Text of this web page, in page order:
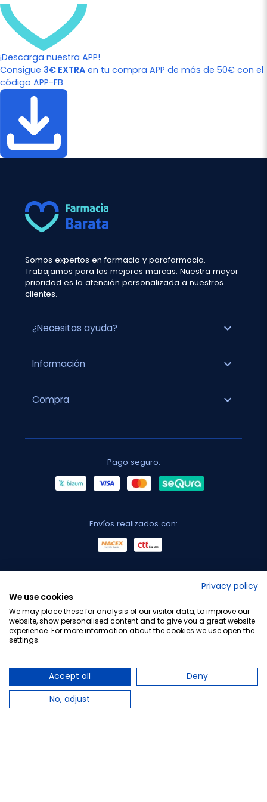
¡Descarga nuestra APP!
Consigue 3€ EXTRA en tu compra APP de más de 50€ con el
código APP-FB
Somos expertos en farmacia y parafarmacia.
Trabajamos para las mejores marcas. Nuestra mayor
prioridad es la atención personalizada a nuestros
clientes.
¿Necesitas ayuda? expand_more
Información expand_more
Compra expand_more
Pago seguro:
Envíos realizados con:
Privacy policy
We use cookies
We may place these for analysis of our visitor data, to improve our
website, show personalised content and to give you a great website
experience. For more information about the cookies we use open the
settings.
Accept all
Deny
No, adjust